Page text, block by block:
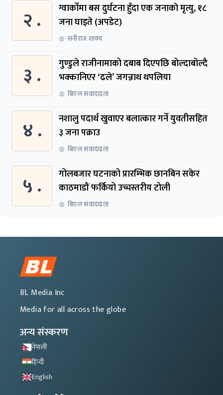
२ .
ग्वार्काेमा बस दुर्घटना हुँदा एक जनाकाे मृत्यु, १८
जना घाइते (अपडेट)
सनीराज शाक्य
३ .
गुण्डुले राजीनामाको दबाब दिएपछि बोल्दाबोल्दै
भक्कानिएर ‘ढले’ जगन्नाथ थपलिया
बिएल संवाददाता
४ .
नशालु पदार्थ खुवाएर बलात्कार गर्ने युवतीसहित
३ जना पक्राउ
बिएल संवाददाता
५ .
गोलबजार घटनाको प्रारम्भिक छानबिन सकेर
काठमाडौं फर्कियो उच्चस्तरीय टोली
बिएल संवाददाता
BL Media Inc
Media for all across the globe
अन्य संस्करण
नेपाली
हिन्दी
English